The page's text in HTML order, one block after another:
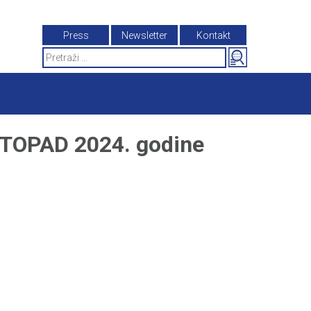
Press Newsletter
Kontakt
Search
for:
2024. godine